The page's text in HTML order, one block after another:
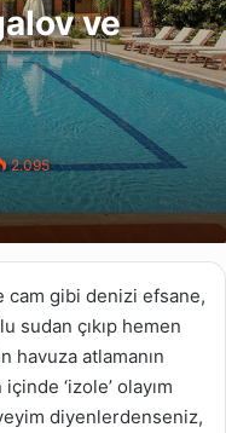
ve
2.095
cam gibi denizi efsane,
sudan çıkıp hemen
havuza atlamanın
‘izole’ olayım
diyenlerdenseniz,